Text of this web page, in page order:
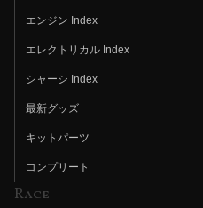
エンジン Index
エレクトリカル Index
シャーシ Index
最新グッズ
キットパーツ
コンプリート
Race